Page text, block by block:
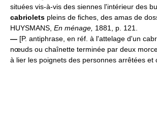
situées vis-à-vis des siennes l'intérieur des
cabriolets pleins de fiches, des amas de
HUYSMANS, En ménage, 1881, p. 121.
— [P. antiphrase, en réf. à l'attelage d'un
nœuds ou chaînette terminée par deux
à lier les poignets des personnes arrêtées et